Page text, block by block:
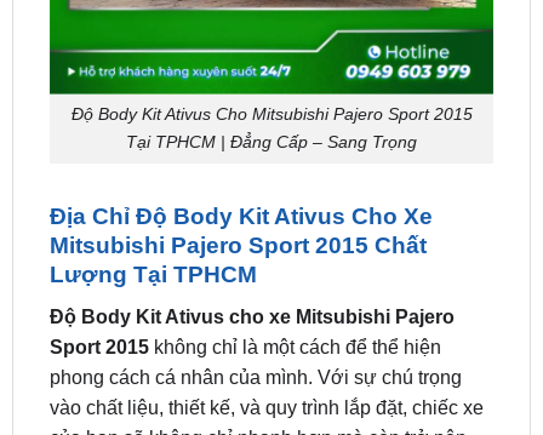
Độ Body Kit Ativus Cho Mitsubishi Pajero Sport 2015
Tại TPHCM | Đẳng Cấp – Sang Trọng
Địa Chỉ Độ Body Kit Ativus Cho Xe
Lượng Tại TPHCM
Độ Body Kit Ativus cho xe Mitsubishi Pajero
Sport 2015không chỉ là một cách để thể hiện
phong cách cá nhân của mình. Với sự chú trọng
vào chất liệu, thiết kế, và quy trình lắp đặt, chiếc xe
của bạn sẽ không chỉ nhanh hơn mà còn trở nên
nổi bật và phong cách hơn.